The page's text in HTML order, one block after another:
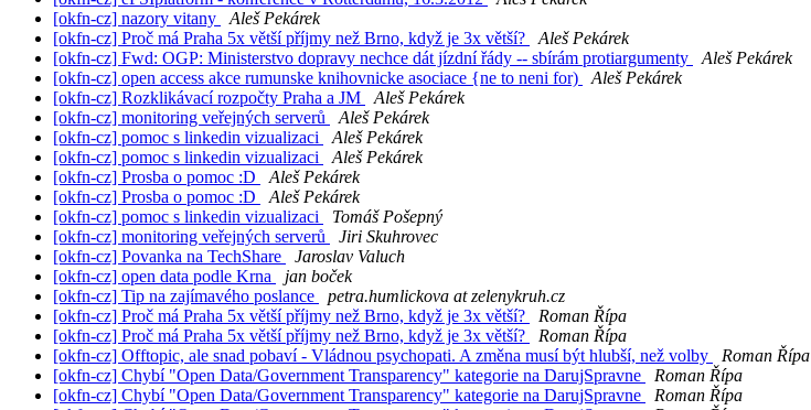
[okfn-cz] nazory vitany
Aleš Pekárek
[okfn-cz] Proč má Praha 5x větší příjmy než Brno, když je 3x větší?
Aleš Pekárek
[okfn-cz] Fwd: OGP: Ministerstvo dopravy nechce dát jízdní řády -- sbírám protiargumenty
Aleš Pekárek
[okfn-cz] open access akce rumunske knihovnicke asociace {ne to neni for)
Aleš Pekárek
[okfn-cz] Rozklikávací rozpočty Praha a JM
Aleš Pekárek
[okfn-cz] monitoring veřejných serverů
Aleš Pekárek
[okfn-cz] pomoc s linkedin vizualizaci
Aleš Pekárek
[okfn-cz] pomoc s linkedin vizualizaci
Aleš Pekárek
[okfn-cz] Prosba o pomoc :D
Aleš Pekárek
[okfn-cz] Prosba o pomoc :D
Aleš Pekárek
[okfn-cz] pomoc s linkedin vizualizaci
Tomáš Pošepný
[okfn-cz] monitoring veřejných serverů
Jiri Skuhrovec
[okfn-cz] Povanka na TechShare
Jaroslav Valuch
[okfn-cz] open data podle Krna
jan boček
[okfn-cz] Tip na zajímavého poslance
petra.humlickova at zelenykruh.cz
[okfn-cz] Proč má Praha 5x větší příjmy než Brno, když je 3x větší?
Roman Řípa
[okfn-cz] Proč má Praha 5x větší příjmy než Brno, když je 3x větší?
Roman Řípa
[okfn-cz] Offtopic, ale snad pobaví - Vládnou psychopati. A změna musí být hlubší, než volby
Roman Řípa
[okfn-cz] Chybí "Open Data/Government Transparency" kategorie na DarujSpravne
Roman Řípa
[okfn-cz] Chybí "Open Data/Government Transparency" kategorie na DarujSpravne
Roman Řípa